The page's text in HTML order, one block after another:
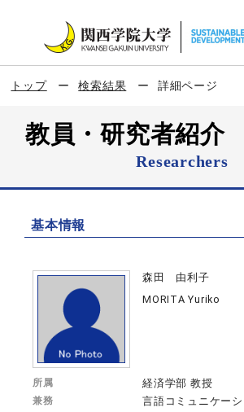
トップ 検索結果 詳細ページ
教員・研究者紹介
Researchers
基本情報
森田 由利子
MORITA Yuriko
所属 経済学部 教授
兼務 言語コミュニケー